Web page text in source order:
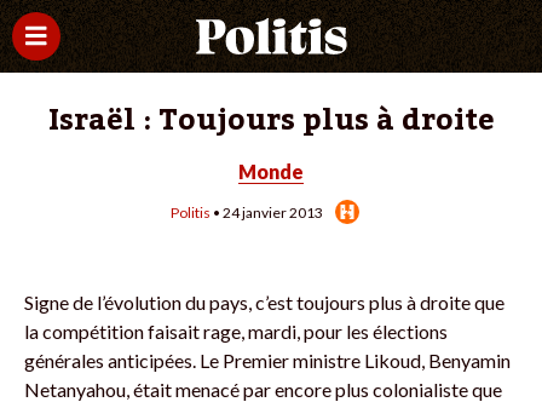
Israël : Toujours plus à droite
Monde
Politis • 24 janvier 2013
Signe de l’évolution du pays, c’est toujours plus à droite que
la compétition faisait rage, mardi, pour les élections
générales anticipées. Le Premier ministre Likoud, Benyamin
Netanyahou, était menacé par encore plus colonialiste que